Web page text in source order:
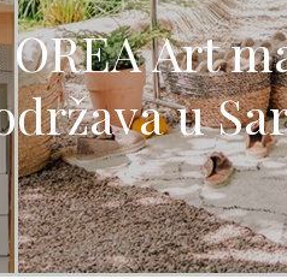
Art
u